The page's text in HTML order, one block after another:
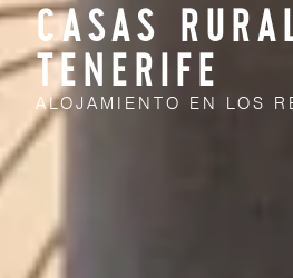
CASAS
TENERIFE
ALOJAMIENTO EN LOS